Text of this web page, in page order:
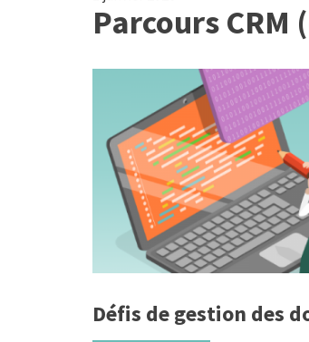
Parcours
Défis de gestion des